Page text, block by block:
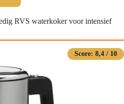
RVS waterkoker voor intensief
Score: 8,4 / 10